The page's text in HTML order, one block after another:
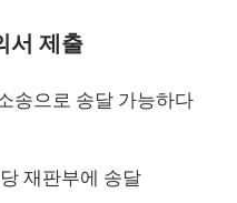
서 제출
송으로 송달 가능하다
재판부에 송달